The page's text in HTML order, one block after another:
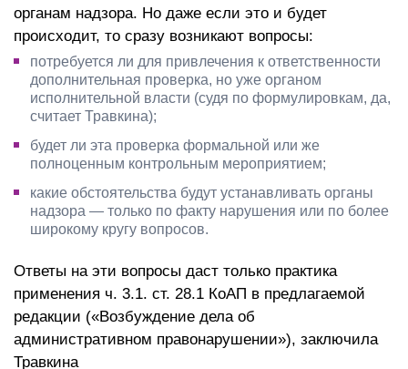
органам надзора. Но даже если это и будет
происходит, то сразу возникают вопросы:
потребуется ли для привлечения к ответственности
дополнительная проверка, но уже органом
исполнительной власти (судя по формулировкам, да,
считает Травкина);
будет ли эта проверка формальной или же
полноценным контрольным мероприятием;
какие обстоятельства будут устанавливать органы
надзора — только по факту нарушения или по более
широкому кругу вопросов.
Ответы на эти вопросы даст только практика
применения ч. 3.1. ст. 28.1 КоАП в предлагаемой
редакции («Возбуждение дела об
административном правонарушении»), заключила
Травкина